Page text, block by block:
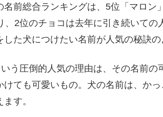
前総合ランキングは、5位「マロン
2位のチョコは去年に引き続いての
た犬につけたい名前が人気の秘訣の
う圧倒的人気の理由は、その名前の
ても可愛いもの。犬の名前は、かっ
す。